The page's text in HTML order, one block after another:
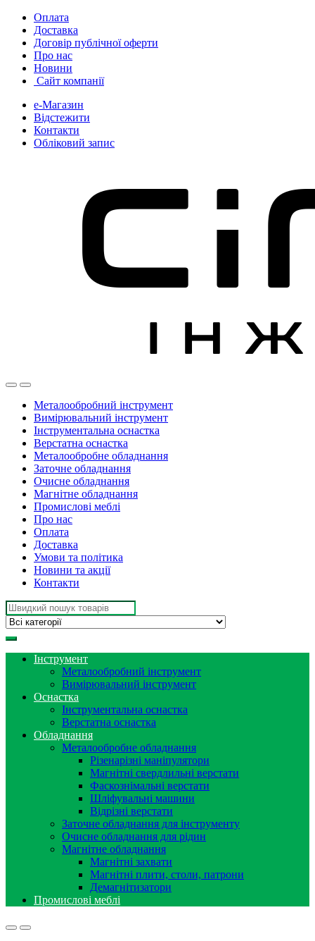
Skip
navigation
Skip
content
Оплата
Доставка
Договір публічної оферти
Про нас
Новини
Сайт компанії
е-Магазин
Відстежити
Контакти
Обліковий запис
Металообробний інструмент
Вимірювальний інструмент
Інструментальна оснастка
Верстатна оснастка
Металообробне обладнання
Заточне обладнання
Очисне обладнання
Магнітне обладнання
Промислові меблі
Про нас
Оплата
Доставка
Умови та політика
Новини та акції
Контакти
Search
for:
Інструмент
Металообробний інструмент
Вимірювальний інструмент
Оснастка
Інструментальна оснастка
Верстатна оснастка
Обладнання
Металообробне обладнання
Різенарізні маніпулятори
Магнітні свердлильні верстати
Фаскознімальні верстати
Шліфувальні машини
Відрізні верстати
Заточне обладнання для інструменту
Очисне обладнання для рідин
Магнітне обладнання
Магнітні захвати
Магнітні плити, столи, патрони
Демагнітизатори
Промислові меблі